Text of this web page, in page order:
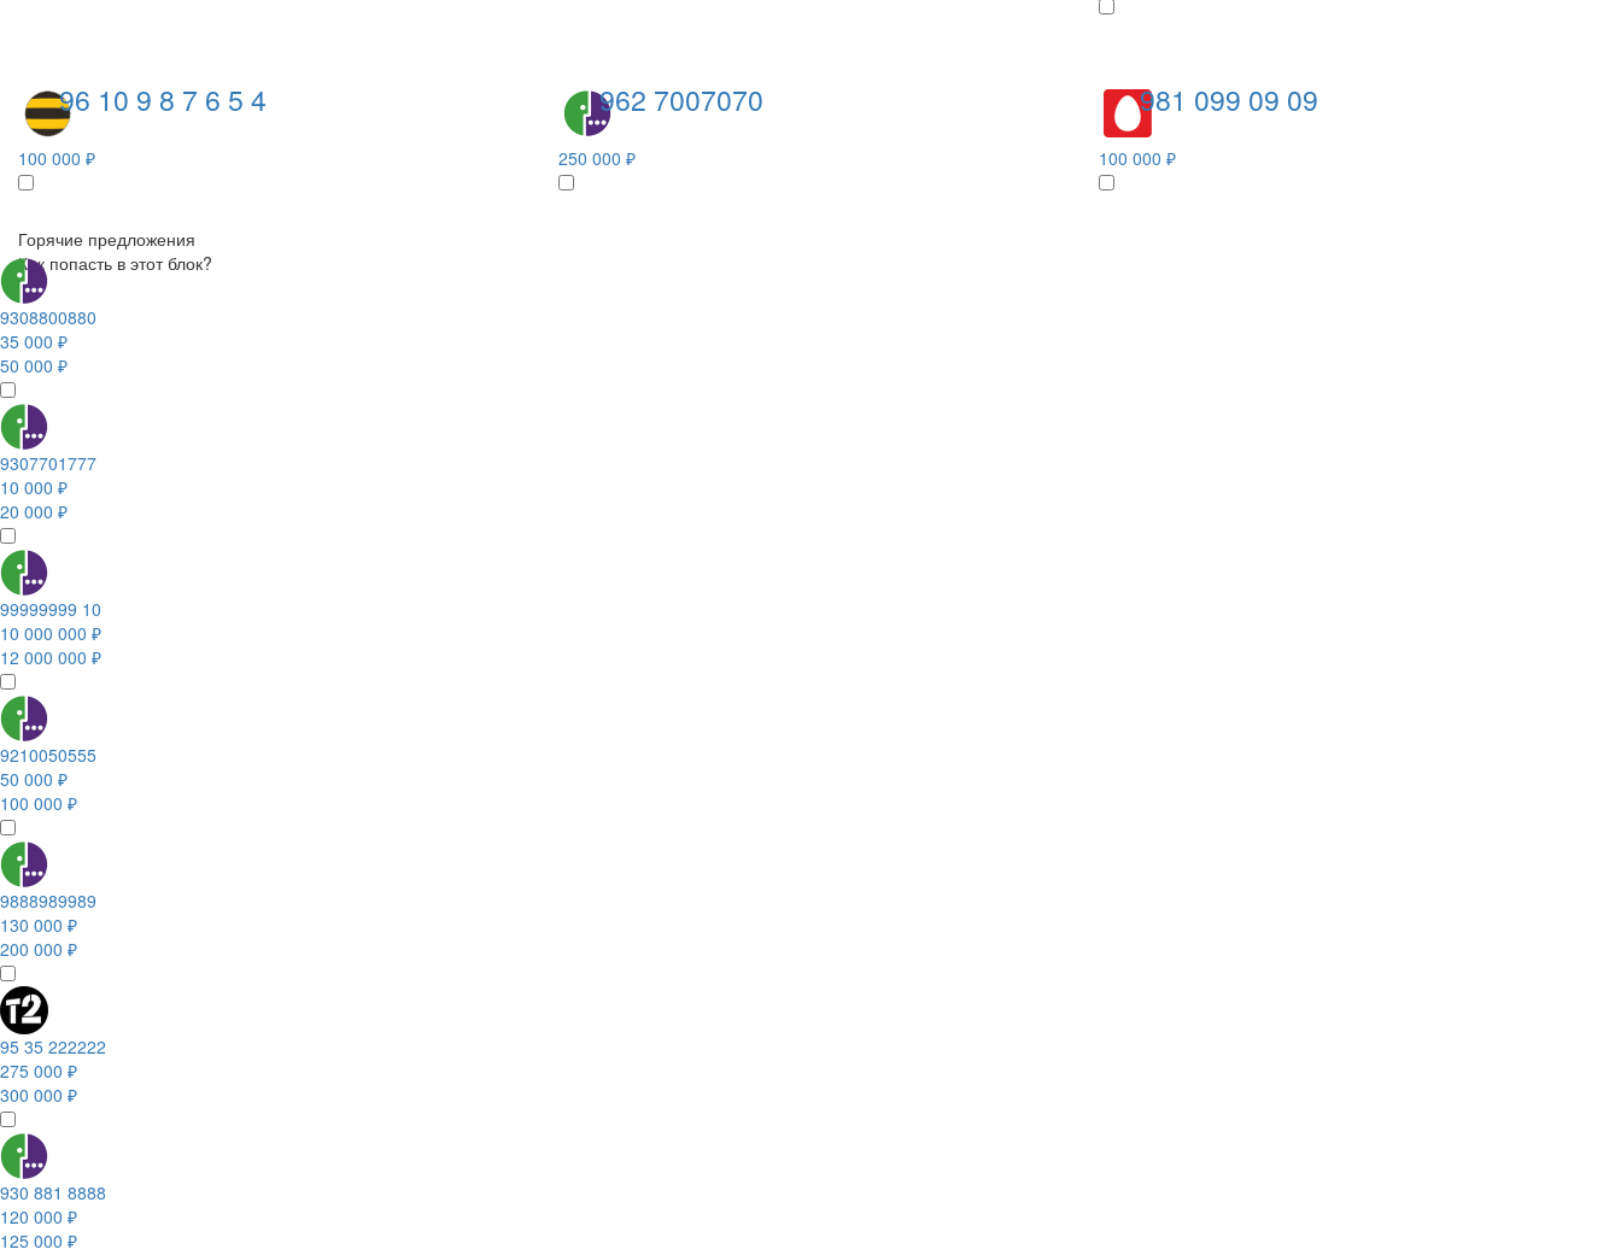
96 10 9 8 7 6 5 4
100 000 ₽
962 7007070
250 000 ₽
981 099 09 09
100 000 ₽
Горячие предложения
Как попасть в этот блок?
9308800880
35 000 ₽
50 000 ₽
9307701777
10 000 ₽
20 000 ₽
99999999 10
10 000 000 ₽
12 000 000 ₽
9210050555
50 000 ₽
100 000 ₽
9888989989
130 000 ₽
200 000 ₽
95 35 222222
275 000 ₽
300 000 ₽
930 881 8888
120 000 ₽
125 000 ₽